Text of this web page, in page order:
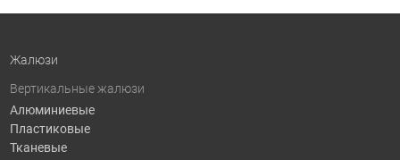
Жалюзи
Вертикальные жалюзи
Алюминиевые
Пластиковые
Тканевые